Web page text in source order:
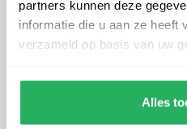
partners kunnen deze
informatie die u aan ze heeft
verzameld op basis van uw
Alles
Onze gasten moeten vanaf
ervaren. De vlaggen bij onze
verzorgd en uitnodigend. We